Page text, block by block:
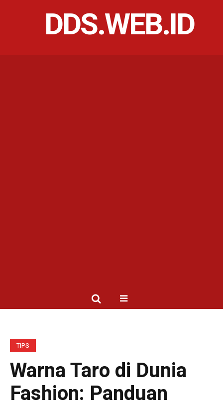
DDS.WEB.ID
TIPS
Warna Taro di Dunia
Fashion: Panduan